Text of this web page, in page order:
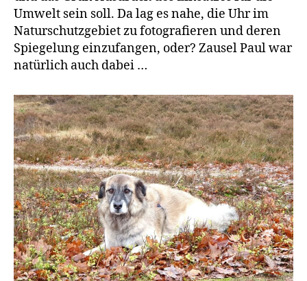
Umwelt sein soll. Da lag es nahe, die Uhr im
Naturschutzgebiet zu fotografieren und deren
Spiegelung einzufangen, oder? Zausel Paul war
natürlich auch dabei …